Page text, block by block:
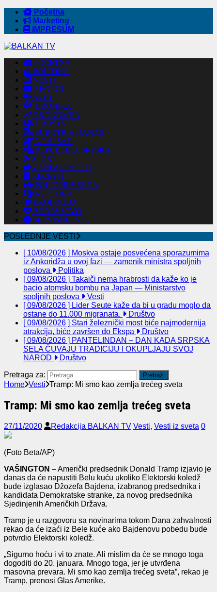
Početna
Marketing
IMPRESUM
POČETNA
POLITIKA
VESTI
REGION
SVET
HRONIKA
EKONOMIJA
DRUŠTVO
SUBOTICA DANAS
NOVI SAD
REPUBLIKA SRPSKA
SPORT
ZANIMLJIVOSTI
RECEPTI
POLJOPRIVREDA
KULTURA
EKOLOGIJA
ZDRAVSTVO
SERVISNE INFO
POSLEDNJE VESTI
[ 10/08/2026 ] Moskva ostaje posvećena sporazumima
iz Ankoridža u ovoj fazi — zamenik ministra spoljnih
poslova
Politika
[ 09/08/2026 ] Takaiči nema hrabrosti da kaže ko je
bacio atomsku bombu na Japan — Ministarstvo
spoljnih poslova
Vesti
[ 09/08/2026 ] Lider Seute kaže da bi u gradu moglo da
ostane do 11.000 migranata.
Društvo
[ 09/08/2026 ] Stari železnički most biće najmodernija
atrakcija, biće završen do Ekspa
Društvo
[ 09/08/2026 ] PANTELINDAN – DAN KADA SRPSKA
SELA ČUVAJU TRADICIJU I OKUPLJAJU SVOJ
NAROD
Društvo
Pretraga za:
Home Vesti Tramp: Mi smo kao zemlja trećeg sveta
Tramp: Mi smo kao zemlja trećeg sveta
27/11/2020 Redakcija BALKAN TV Vesti, Vesti iz sveta 0
(Foto Beta/AP)
VAŠINGTON – Američki predsednik Donald Tramp izjavio je
danas da će napustiti Belu kuću ukoliko Elektorski koledž
bude izglasao Džozefa Bajdena, izabranog predsednika i
kandidata Demokratske stranke, za novog predsednika
Sjedinjenih Američkih Država.
Tramp je u razgovoru sa novinarima tokom Dana zahvalnosti
rekao da će izaći iz Bele kuće ako Bajdenovu pobedu bude
potvrdio Elektorski koledž.
„Sigurno hoću i vi to znate. Ali mislim da će se mnogo toga
dogoditi do 20. januara. Mnogo toga, jer je utvrđena
masovna prevara. Mi smo kao zemlja trećeg sveta”, rekao je
Tramp, prenosi Glas Amerike.